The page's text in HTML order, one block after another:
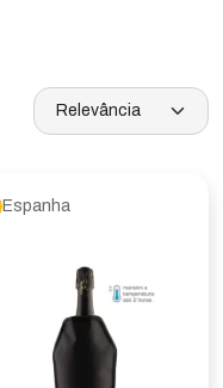
Espanha